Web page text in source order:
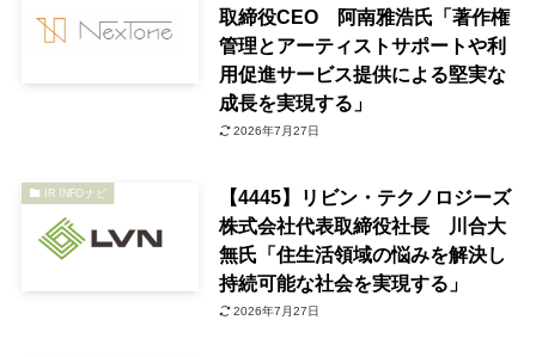
取締役CEO 阿南雅浩氏「著作権
管理とアーティストサポートや利
用促進サービス提供による堅実な
成長を実現する」
2026年7月27日
IR INFOナビ
【4445】リビン・テクノロジーズ
株式会社代表取締役社長 川合大
無氏「住生活領域の悩みを解決し
持続可能な社会を実現する」
2026年7月27日